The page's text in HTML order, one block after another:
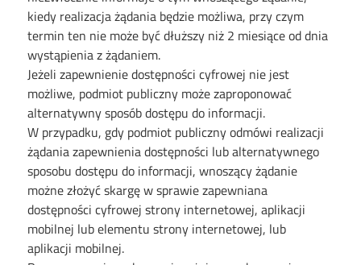
kiedy realizacja żądania będzie możliwa, przy czym
termin ten nie może być dłuższy niż 2 miesiące od dnia
wystąpienia z żądaniem.
Jeżeli zapewnienie dostępności cyfrowej nie jest
możliwe, podmiot publiczny może zaproponować
alternatywny sposób dostępu do informacji.
W przypadku, gdy podmiot publiczny odmówi realizacji
żądania zapewnienia dostępności lub alternatywnego
sposobu dostępu do informacji, wnoszący żądanie
możne złożyć skargę w sprawie zapewniana
dostępności cyfrowej strony internetowej, aplikacji
mobilnej lub elementu strony internetowej, lub
aplikacji mobilnej.